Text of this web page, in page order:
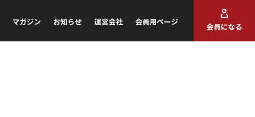
マガジン お知らせ 運営会社 会員用ページ
会員になる